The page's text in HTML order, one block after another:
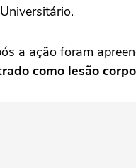
a ação foram
como lesão